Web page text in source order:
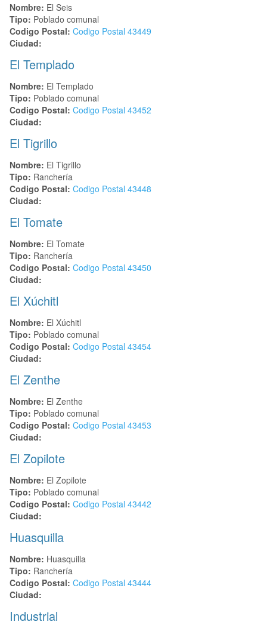
Nombre: El Seis
Tipo: Poblado comunal
Codigo Postal: Codigo Postal 43449
Ciudad:
El Templado
Nombre: El Templado
Tipo: Poblado comunal
Codigo Postal: Codigo Postal 43452
Ciudad:
El Tigrillo
Nombre: El Tigrillo
Tipo: Ranchería
Codigo Postal: Codigo Postal 43448
Ciudad:
El Tomate
Nombre: El Tomate
Tipo: Ranchería
Codigo Postal: Codigo Postal 43450
Ciudad:
El Xúchitl
Nombre: El Xúchitl
Tipo: Poblado comunal
Codigo Postal: Codigo Postal 43454
Ciudad:
El Zenthe
Nombre: El Zenthe
Tipo: Poblado comunal
Codigo Postal: Codigo Postal 43453
Ciudad:
El Zopilote
Nombre: El Zopilote
Tipo: Poblado comunal
Codigo Postal: Codigo Postal 43442
Ciudad:
Huasquilla
Nombre: Huasquilla
Tipo: Ranchería
Codigo Postal: Codigo Postal 43444
Ciudad:
Industrial